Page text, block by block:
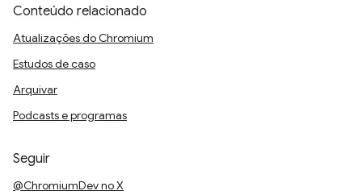
Conteúdo relacionado
Atualizações do Chromium
Estudos de caso
Arquivar
Podcasts e programas
Seguir
@ChromiumDev no X